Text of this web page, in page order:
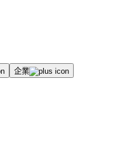
企業